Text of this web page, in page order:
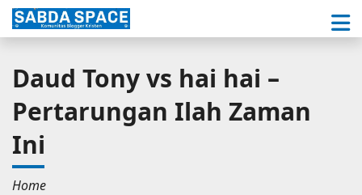
Daud Tony vs hai hai –
Pertarungan Ilah Zaman
Ini
Home